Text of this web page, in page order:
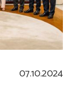
07.10.2024